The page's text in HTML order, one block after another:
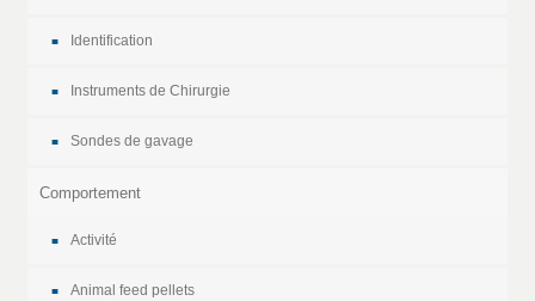
Identification
Instruments de Chirurgie
Sondes de gavage
Comportement
Activité
Animal feed pellets